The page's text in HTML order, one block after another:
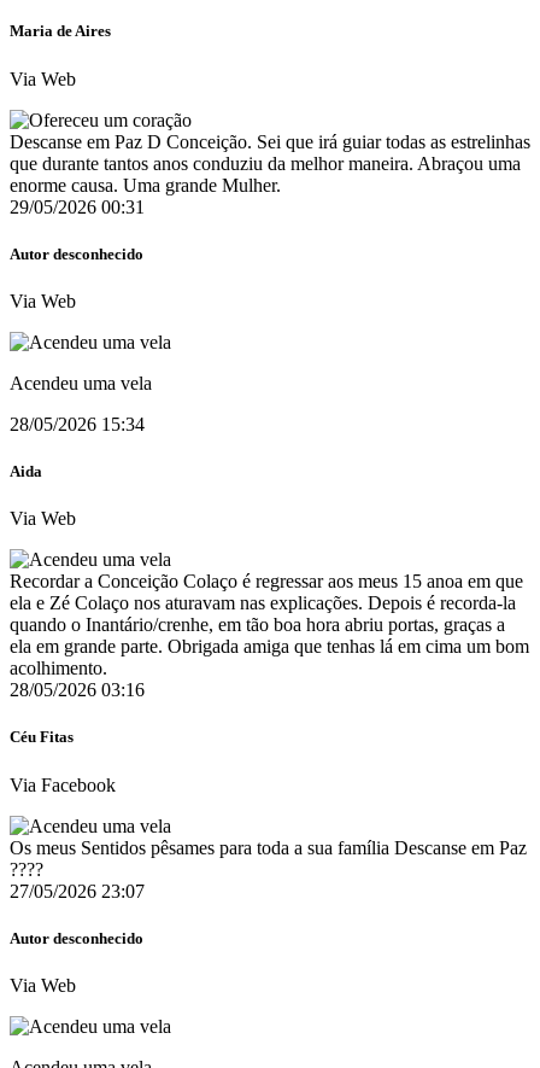
Maria de Aires
Via Web
Descanse em Paz D Conceição. Sei que irá guiar todas as estrelinhas
que durante tantos anos conduziu da melhor maneira. Abraçou uma
enorme causa. Uma grande Mulher.
29/05/2026 00:31
Autor desconhecido
Via Web
Acendeu uma vela
28/05/2026 15:34
Aida
Via Web
Recordar a Conceição Colaço é regressar aos meus 15 anoa em que
ela e Zé Colaço nos aturavam nas explicações. Depois é recorda-la
quando o Inantário/crenhe, em tão boa hora abriu portas, graças a
ela em grande parte. Obrigada amiga que tenhas lá em cima um bom
acolhimento.
28/05/2026 03:16
Céu Fitas
Via Facebook
Os meus Sentidos pêsames para toda a sua família Descanse em Paz
????
27/05/2026 23:07
Autor desconhecido
Via Web